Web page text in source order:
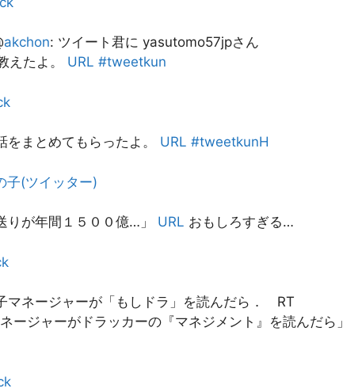
akchon: ツイート君に yasutomo57jpさん
えたよ。 URL #tweetkun
をまとめてもらったよ。 URL #tweetkunH
子(ツイッター)
りが年間１５００億…」 URL おもしろすぎる…
マネージャーが「もしドラ」を読んだら． RT
ージャーがドラッカーの『マネジメント』を読んだら」